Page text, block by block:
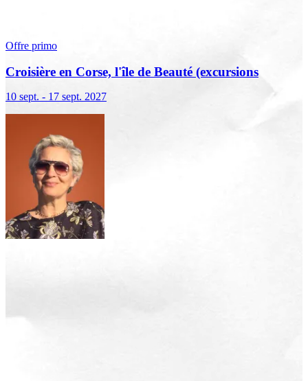
Offre primo
Croisière en Corse, l'île de Beauté (excursions
10 sept. - 17 sept. 2027